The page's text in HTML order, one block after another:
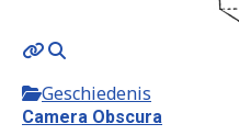
Geschiedenis
Camera Obscura